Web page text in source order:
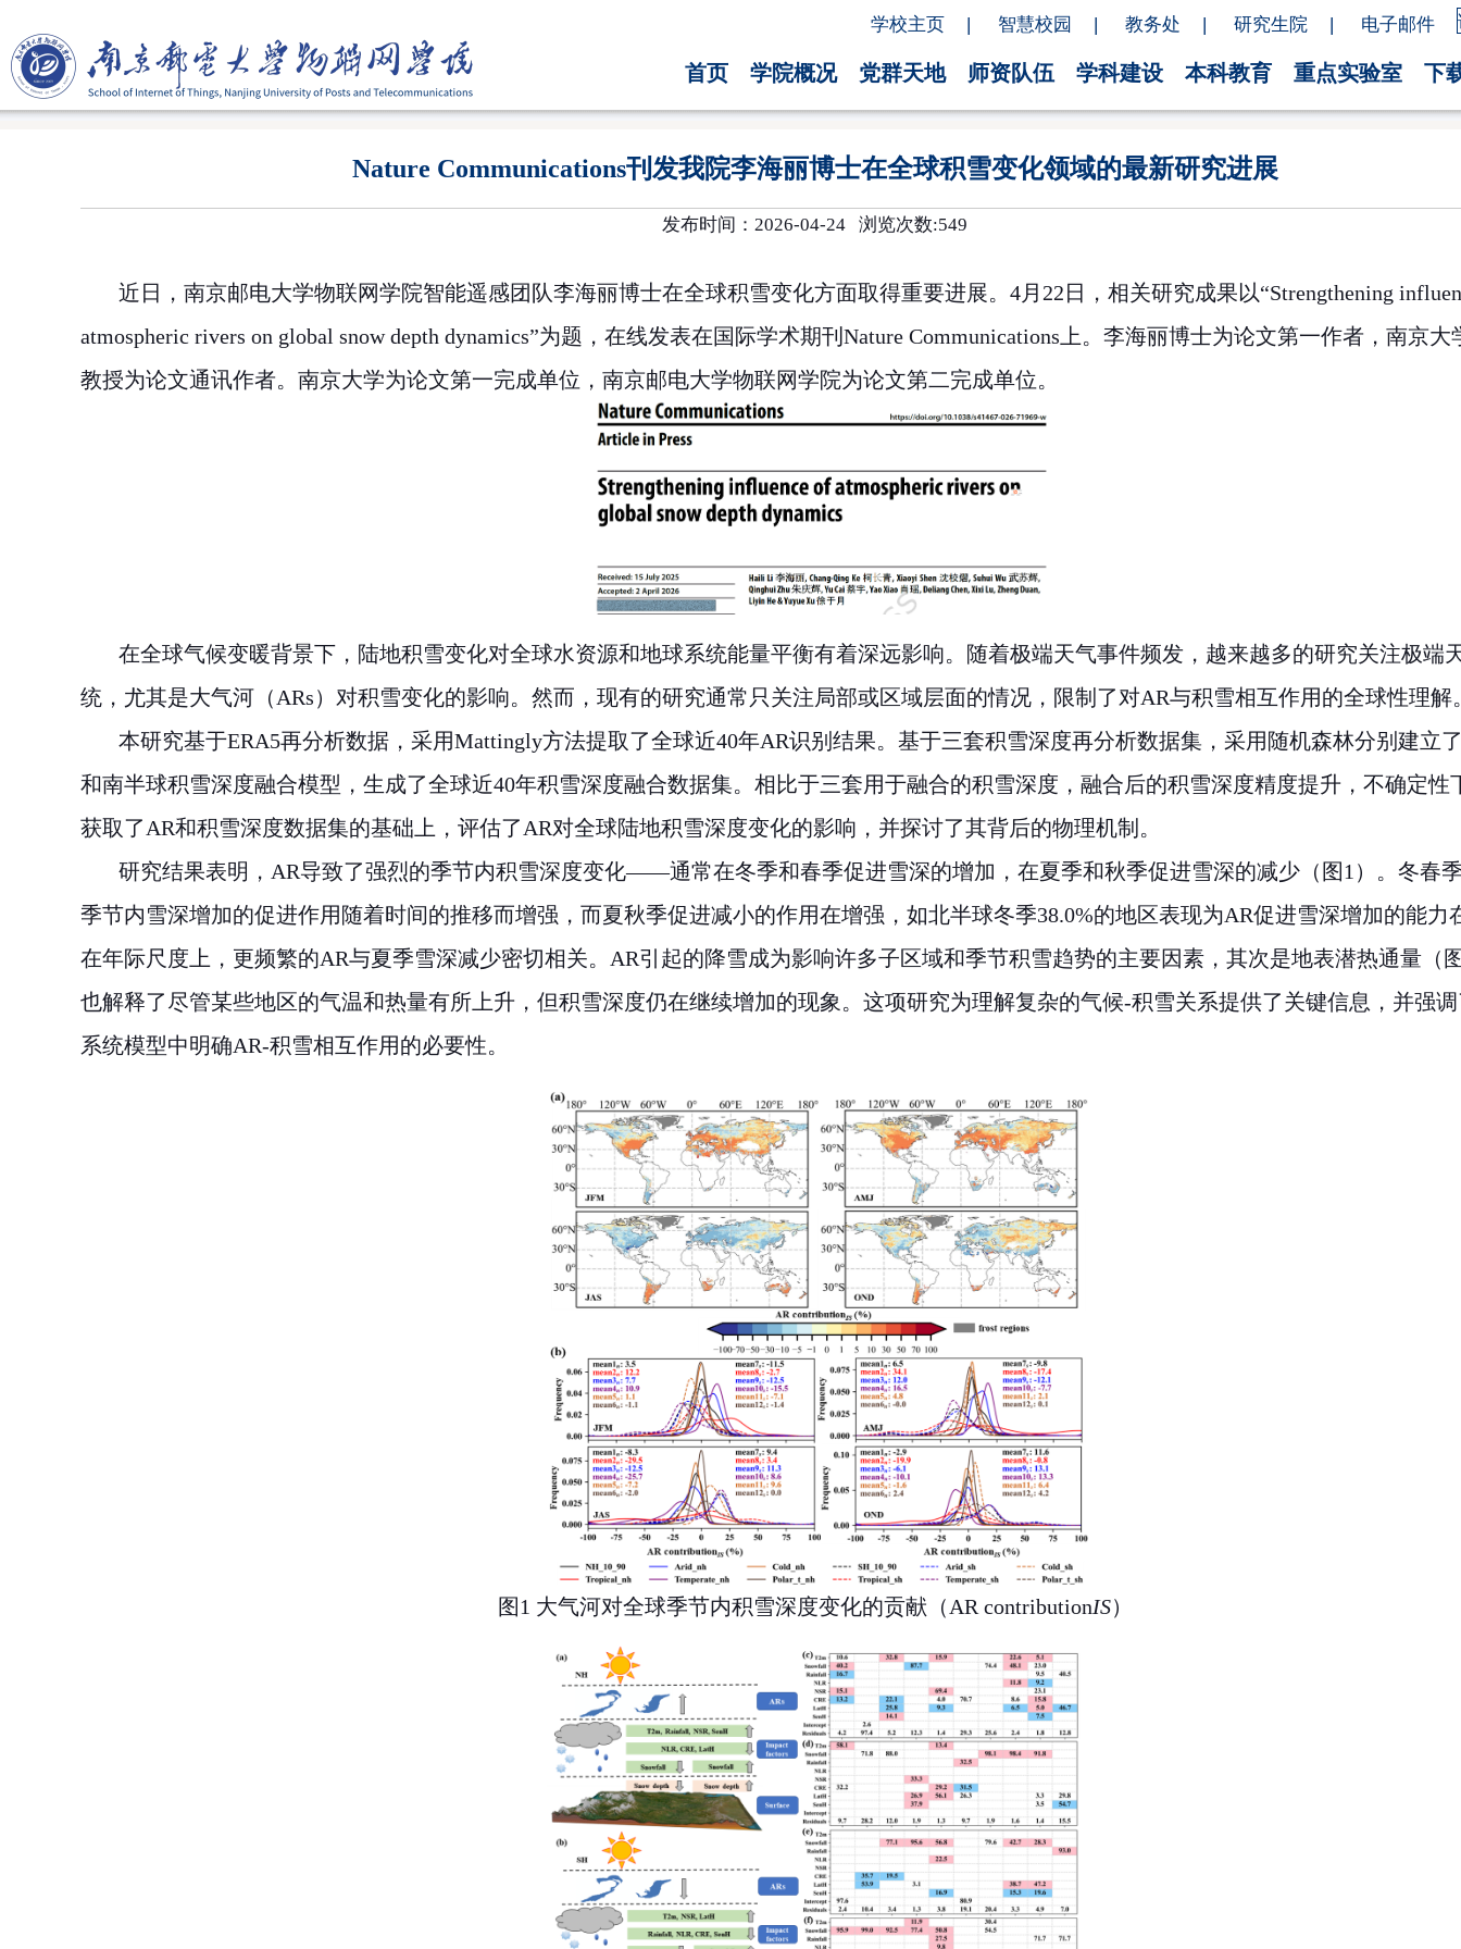
学校主页 | 智慧校园 | 教务处 | 研究生院 | 电子邮件
首页 学院概况 党群天地 师资队伍 学科建设 本科教育 重点实验室 下
Nature Communications刊发我院李海丽博士在全球积雪变化领域的最新研究进展
发布时间：2026-04-24 浏览次数:549
近日，南京邮电大学物联网学院智能遥感团队李海丽博士在全球积雪变化方面取得重要进展。 4月 22 日，相关研究成果以“Strengthening
atmospheric rivers on global snow depth dynamics”为题，在线发表在国际学术期刊 Nature Communications 上。李海丽博士为论文第一作者，南京大
教授为论文通讯作者。南京大学为论文第一完成单位，南京邮电大学物联网学院为论文第二完成单位。
在全球气候变暖背景下，陆地积雪变化对全球水资源和地球系统能量平衡有着深远影响。随着极端天气事件频发，越来越多的研究关注极端
统，尤其是大气河（ ARs）对积雪变化的影响。然而，现有的研究通常只关注局部或区域层面的情况，限制了对AR与积雪相互作用的全球性理解
本研究基于ERA5再分析数据，采用Mattingly方法提取了全球近40年AR识别结果。基于三套积雪深度再分析数据集，采用随机森林分别建立
和南半球积雪深度融合模型，生成了全球近40年积雪深度融合数据集。相比于三套用于融合的积雪深度，融合后的积雪深度精度提升，不确定性
获取了 AR和积雪深度数据集的基础上，评估了 AR对全球陆地积雪深度变化的影响，并探讨了其背后的物理机制。
研究结果表明， AR导致了强烈的季节内积雪深度变化——通常在冬季和春季促进雪深的增加，在夏季和秋季促进雪深的减少（图1 ）。冬春
季节内雪深增加的促进作用随着时间的推移而增强，而夏秋季促进减小的作用在增强，如北半球冬季38.0%的地区表现为AR促进雪深增加的能力
在年际尺度上，更频繁的AR与夏季雪深减少密切相关。 AR引起的降雪成为影响许多子区域和季节积雪趋势的主要因素，其次是地表潜热通量（
也解释了尽管某些地区的气温和热量有所上升，但积雪深度仍在继续增加的现象。这项研究为理解复杂的气候-积雪关系提供了关键信息，并强
系统模型中明确AR-积雪相互作用的必要性。
图1 大气河对全球季节内积雪深度变化的贡献（ AR contributionIS）